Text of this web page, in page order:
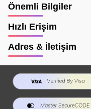
Önemli Bilgiler
Hızlı Erişim
Adres & İletişim